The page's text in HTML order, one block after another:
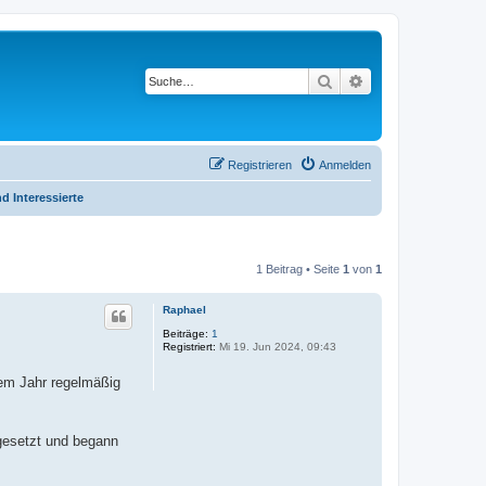
Suche
Anmelden
Registrieren
Interessierte
1 Beitrag • Seite 1 von 1
Raphael
Beiträge: 1
Registriert: Mi 19. Jun 2024, 09:43
Jahr regelmäßig
und begann